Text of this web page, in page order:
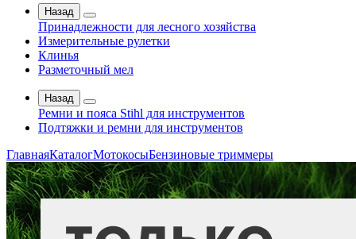
Назад
Принадлежности для лесного хозяйства
Измерительные рулетки
Клинья
Разметочный мел
Назад
Ремни и пояса Stihl для инструментов
Подтяжки и ремни для инструментов
ГлавнаяКаталогМотокосыБензиновые триммеры